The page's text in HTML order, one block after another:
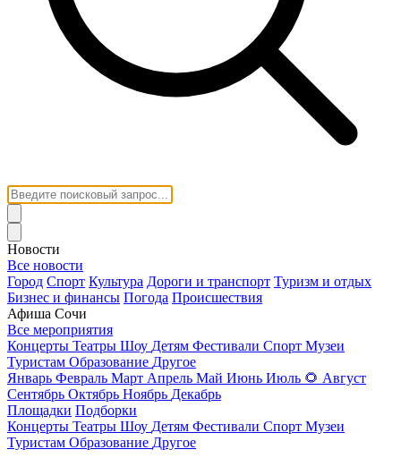
Новости
Все новости
Город Спорт Культура Дороги и транспорт Туризм и отдых
Бизнес и финансы Погода Происшествия
Афиша Сочи
Все мероприятия
Концерты Театры Шоу Детям Фестивали Спорт Музеи
Туристам Образование Другое
Январь Февраль Март Апрель Май Июнь Июль 🌻 Август
Сентябрь Октябрь Ноябрь Декабрь
Площадки Подборки
Концерты Театры Шоу Детям Фестивали Спорт Музеи
Туристам Образование Другое